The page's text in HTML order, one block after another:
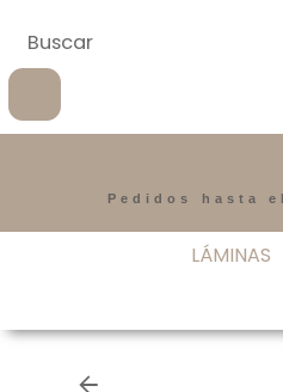
Pedidos hasta
LÁMINAS